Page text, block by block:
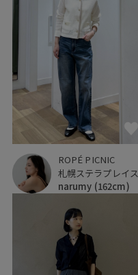
ROPÉ PICNIC
札幌ステラプレイス
narumy (162cm)